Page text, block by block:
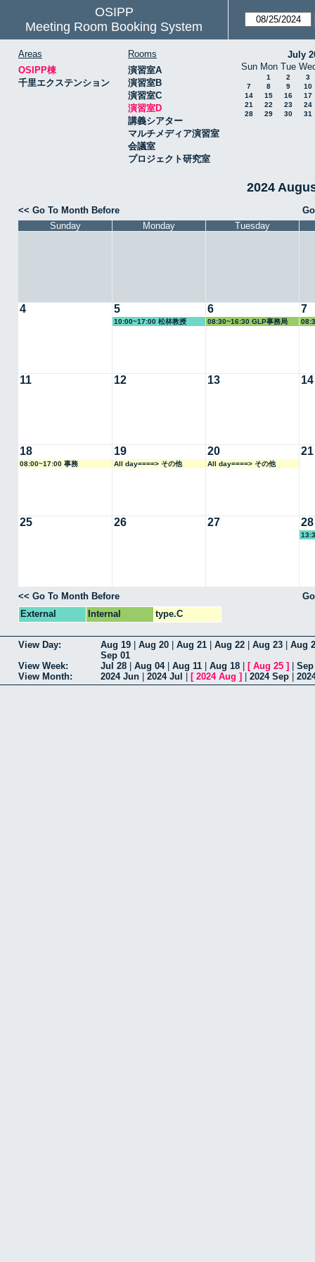
OSIPP
Meeting Room Booking System
Areas
OSIPP棟
千里エクステンション
Rooms
演習室A
演習室B
演習室C
演習室D
講義シアター
マルチメディア演習室
会議室
プロジェクト研究室
July
Sun Mon Tue
1 2
3
7
8 9
10
14
15 16
17
21
22 23
24
28
29 30 31
2024
<< Go To Month Before
Sunday
Monday Tuesday
4 5
10:00~17:00 松林教授
6
08:30~16:30 GLP事務局
7
11 12 13 14
18
08:00~17:00 事務
19
All day====> その他
20
All day====> その他
21
25 26 27 28
<< Go To Month Before
External
Internal type.C
View Day: Aug 19 Aug 20 Aug 21 Aug 22 Aug 23
Aug
Sep 01
View Week:
Jul 28 Aug 04| Aug 11 Aug 18 [ Aug 25 ]
View Month:
2024 Jun 2024 Jul [ 2024 Aug ] 2024 Sep